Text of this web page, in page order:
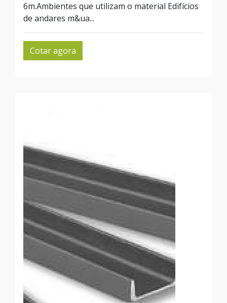
6m.Ambientes que utilizam o material Edifícios
de andares m&ua...
Cotar agora